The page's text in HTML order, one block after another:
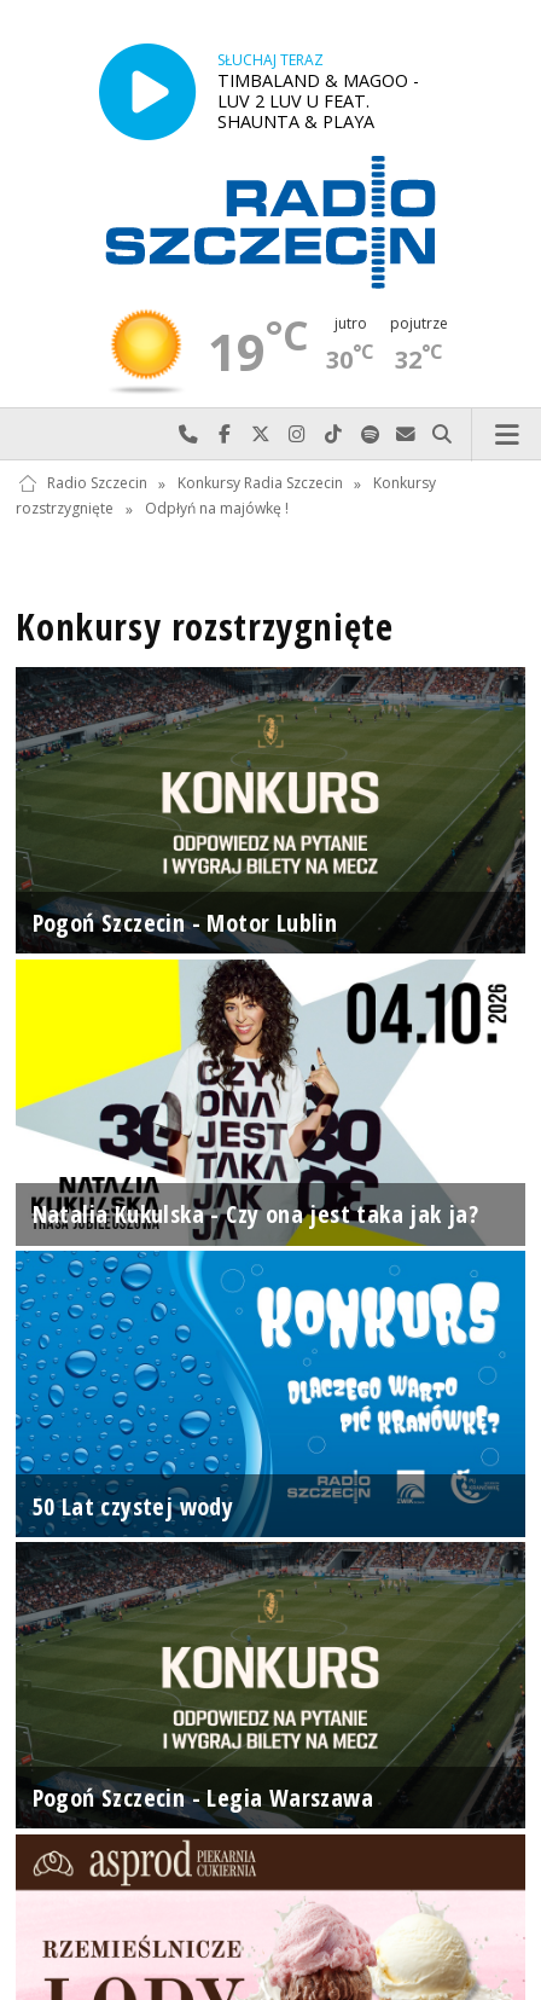
SŁUCHAJ TERAZ
TIMBALAND & MAGOO -
LUV 2 LUV U FEAT.
SHAUNTA & PLAYA
19°C jutro
30°C
pojutrze
32°C
Najlepiej po prostu do nas zadzwoń
Odwiedź nas na Facebook-u
Odwiedź nas na X
Odwiedź nas na Instagram-ie
Odwiedź nas na TikTok-u
Szukaj nas na Spotify
Wyślij do nas
Szukaj
Radio Szczecin » Konkursy Radia Szczecin »
Konkursy
rozstrzygnięte
» Odpłyń na majówkę !
Konkursy rozstrzygnięte
Pogoń Szczecin - Motor Lublin
Natalia Kukulska - Czy ona jest taka jak ja?
50 Lat czystej wody
Pogoń Szczecin - Legia Warszawa